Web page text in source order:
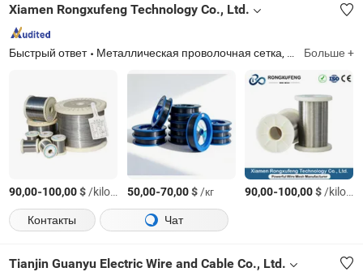
нагревательный
для домашних
электрических
приборов
двухпроводной кабель
для жилых и
коммерческих систем
подогрева пола
проволочный
Xiamen Rongxufeng Technology Co., Ltd.
Быстрый ответ Металлическая проволочная сетка, металлическая проволока, расширенная металлическая сетка, серия фильтрации, продукты глубокой переработки металла, перфорированный лист, металлический конвейерный пояс Больше +
90,00-100,00$/kilograms 50,00-70,00$/кг 90,00-100,00$/kilograms
Контакты
Чат
Tianjin Guanyu Electric Wire and Cable Co., Ltd.